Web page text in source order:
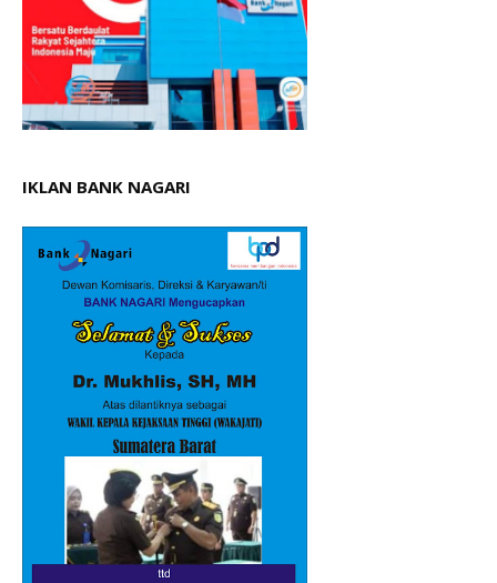
IKLAN BANK NAGARI